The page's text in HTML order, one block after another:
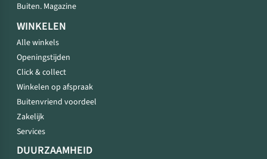
Buiten. Magazine
WINKELEN
Alle winkels
Openingstijden
Click & collect
Winkelen op afspraak
Buitenvriend voordeel
Zakelijk
Services
DUURZAAMHEID